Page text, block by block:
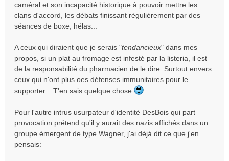
caméral et son incapacité historique à pouvoir mettre les
clans d'accord, les débats finissant régulièrement par des
séances de boxe, hélas...
A ceux qui diraient que je serais "tendancieux" dans mes
propos, si un plat au fromage est infesté par la listeria, il est
de la responsabilité du pharmacien de le dire. Surtout envers
ceux qui n'ont plus oes défenses immunitaires pour le
supporter... T'en sais quelque chose
Pour l'autre intrus usurpateur d'identité DesBois qui part
provocation prétend qu'il y aurait des nazis affichés dans un
groupe émergent de type Wagner, j'ai déjà dit ce que j'en
pensais: